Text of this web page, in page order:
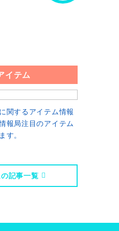
イテム
関するアイテム情報
報局注目のアイテム
す。
記事一覧